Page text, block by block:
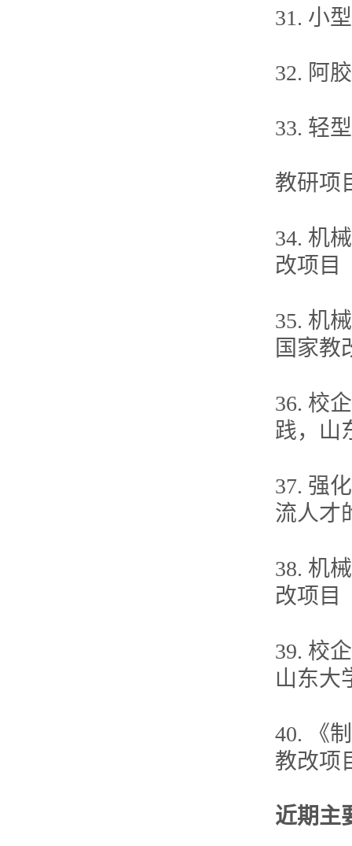
31. 小
32. 阿
33. 轻
教研项
34. 机
改项目
35. 机
国家教
36. 校
践，山
37. 强
流人才
38. 机
改项目
39. 校
山东大
40. 《
教改项
近期主